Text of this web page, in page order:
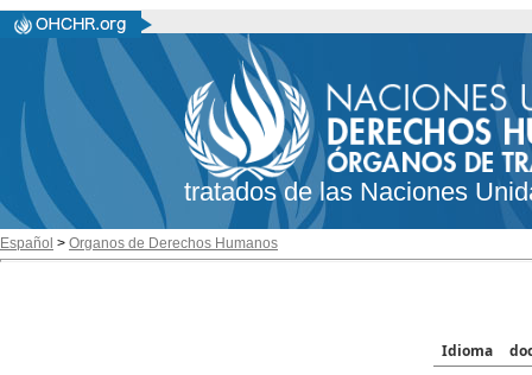
tratados de las Naciones
Español > Organos de Derechos Humanos
Idioma